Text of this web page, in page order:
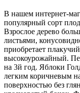
В нашем интернет-
популярный сорт
Взрослое дерево
листьями,
приобретает
высокоурожайный.
на 3й год. Яблоки
легким коричневым
поверхностью без